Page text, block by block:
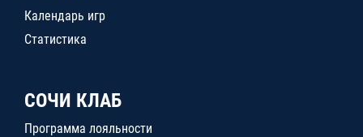
Календарь игр
Статистика
СОЧИ КЛАБ
Программа лояльности